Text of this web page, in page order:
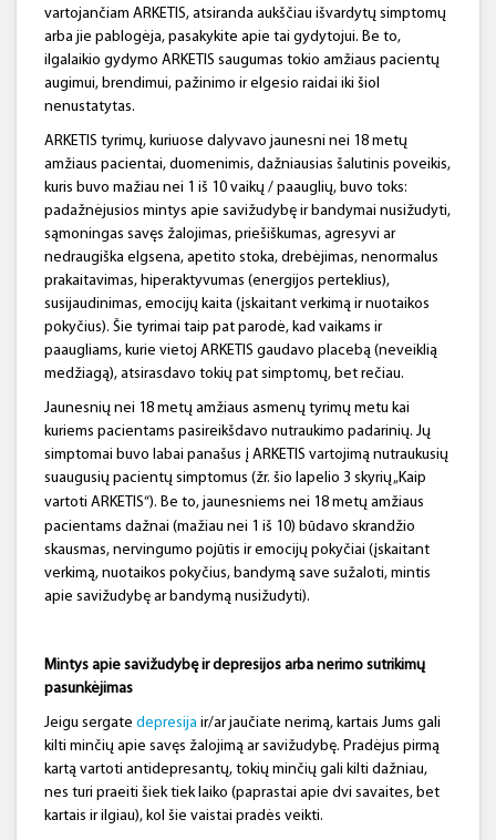
vartojančiam ARKETIS, atsiranda aukščiau išvardytų simptomų
arba jie pablogėja, pasakykite apie tai gydytojui. Be to,
ilgalaikio gydymo ARKETIS saugumas tokio amžiaus pacientų
augimui, brendimui, pažinimo ir elgesio raidai iki šiol
nenustatytas.
ARKETIS tyrimų, kuriuose dalyvavo jaunesni nei 18 metų
amžiaus pacientai, duomenimis, dažniausias šalutinis poveikis,
kuris buvo mažiau nei 1 iš 10 vaikų / paauglių, buvo toks:
padažnėjusios mintys apie savižudybę ir bandymai nusižudyti,
sąmoningas savęs žalojimas, priešiškumas, agresyvi ar
nedraugiška elgsena, apetito stoka, drebėjimas, nenormalus
prakaitavimas, hiperaktyvumas (energijos perteklius),
susijaudinimas, emocijų kaita (įskaitant verkimą ir nuotaikos
pokyčius). Šie tyrimai taip pat parodė, kad vaikams ir
paaugliams, kurie vietoj ARKETIS gaudavo placebą (neveiklią
medžiagą), atsirasdavo tokių pat simptomų, bet rečiau.
Jaunesnių nei 18 metų amžiaus asmenų tyrimų metu kai
kuriems pacientams pasireikšdavo nutraukimo padarinių. Jų
simptomai buvo labai panašus į ARKETIS vartojimą nutraukusių
suaugusių pacientų simptomus (žr. šio lapelio 3 skyrių „Kaip
vartoti ARKETIS“). Be to, jaunesniems nei 18 metų amžiaus
pacientams dažnai (mažiau nei 1 iš 10) būdavo skrandžio
skausmas, nervingumo pojūtis ir emocijų pokyčiai (įskaitant
verkimą, nuotaikos pokyčius, bandymą save sužaloti, mintis
apie savižudybę ar bandymą nusižudyti).
Mintys apie savižudybę ir depresijos arba nerimo sutrikimų
pasunkėjimas
Jeigu sergate depresija ir/ar jaučiate nerimą, kartais Jums gali
kilti minčių apie savęs žalojimą ar savižudybę. Pradėjus pirmą
kartą vartoti antidepresantų, tokių minčių gali kilti dažniau,
nes turi praeiti šiek tiek laiko (paprastai apie dvi savaites, bet
kartais ir ilgiau), kol šie vaistai pradės veikti.